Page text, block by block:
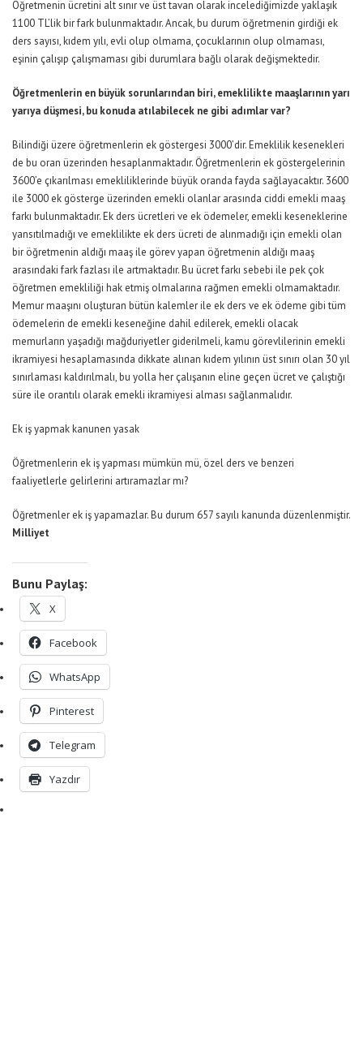
Öğretmenin ücretini alt sınır ve üst tavan olarak incelediğimizde yaklaşık
1100 TL’lik bir fark bulunmaktadır. Ancak, bu durum öğretmenin girdiği ek
ders sayısı, kıdem yılı, evli olup olmama, çocuklarının olup olmaması,
eşinin çalışıp çalışmaması gibi durumlara bağlı olarak değişmektedir.
Öğretmenlerin en büyük sorunlarından biri, emeklilikte maaşlarının yarı
yarıya düşmesi, bu konuda atılabilecek ne gibi adımlar var?
Bilindiği üzere öğretmenlerin ek göstergesi 3000’dir. Emeklilik kesenekleri
de bu oran üzerinden hesaplanmaktadır. Öğretmenlerin ek göstergelerinin
3600’e çıkarılması emekliliklerinde büyük oranda fayda sağlayacaktır. 3600
ile 3000 ek gösterge üzerinden emekli olanlar arasında ciddi emekli maaş
farkı bulunmaktadır. Ek ders ücretleri ve ek ödemeler, emekli keseneklerine
yansıtılmadığı ve emeklilikte ek ders ücreti de alınmadığı için emekli olan
bir öğretmenin aldığı maaş ile görev yapan öğretmenin aldığı maaş
arasındaki fark fazlası ile artmaktadır. Bu ücret farkı sebebi ile pek çok
öğretmen emekliliği hak etmiş olmalarına rağmen emekli olmamaktadır.
Memur maaşını oluşturan bütün kalemler ile ek ders ve ek ödeme gibi tüm
ödemelerin de emekli keseneğine dahil edilerek, emekli olacak
memurların yaşadığı mağduriyetler giderilmeli, kamu görevlilerinin emekli
ikramiyesi hesaplamasında dikkate alınan kıdem yılının üst sınırı olan 30 yıl
sınırlaması kaldırılmalı, bu yolla her çalışanın eline geçen ücret ve çalıştığı
süre ile orantılı olarak emekli ikramiyesi alması sağlanmalıdır.
Ek iş yapmak kanunen yasak
Öğretmenlerin ek iş yapması mümkün mü, özel ders ve benzeri
faaliyetlerle gelirlerini artıramazlar mı?
Öğretmenler ek iş yapamazlar. Bu durum 657 sayılı kanunda düzenlenmiştir.
Milliyet
Bunu Paylaş:
X
Facebook
WhatsApp
Pinterest
Telegram
Yazdır